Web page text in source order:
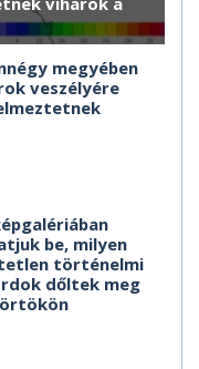
megyében
veszélyére
be, milyen
történelmi
dőltek meg